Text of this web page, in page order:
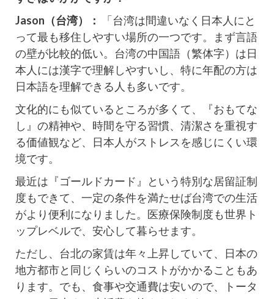
Jason（台湾）：
「台湾は間違いなく日本人にと
って最も移住しやすい場所の一つです。まず言語
の壁が比較的低い。台湾の中国語（繁体字）は日
本人には漢字で理解しやすいし、特に年配の方は
日本語を理解できる人も多いです。
文化的にも似ているところが多くて、『おもてな
し』の精神や、時間を守る習慣、清潔さを重視す
る価値観など、日本人がストレスを感じにくい環
境です。
最近は『ゴールドカード』という特別な居留証制
度もできて、一定の条件を満たせば台湾での生活
がより便利になりました。医療保険制度も世界ト
ップレベルで、安心して暮らせます。
ただし、台北の家賃は年々上昇していて、日本の
地方都市と同じくらいのコストがかかることもあ
ります。でも、食事や交通費は安いので、トータ